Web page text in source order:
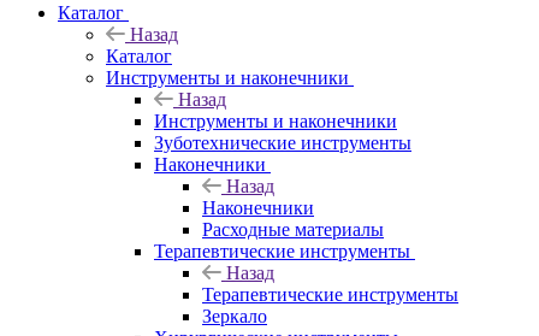
Каталог
Назад
Каталог
Инструменты и наконечники
Назад
Инструменты и наконечники
Зуботехнические инструменты
Наконечники
Назад
Наконечники
Расходные материалы
Терапевтические инструменты
Назад
Терапевтические инструменты
Зеркало